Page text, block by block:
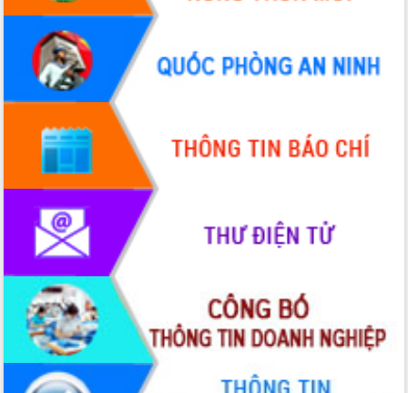
UBND tỉnh họp báo định kỳ tháng 4
năm 2026
Hội thảo khoa học “Giải pháp thúc đẩy
phát triển nền kinh tế xanh tại tỉnh
Đắk Lắk”
Tăng cường giám sát, đôn đốc thực
hiện nhiệm vụ quản lý tài sản công
hàng tuần
Tháo gỡ những vướng mắc, đẩy mạnh
công tác cải cách thủ tục hành chính
tại Trung tâm Phục vụ hành chính
công tỉnh
Đắk Lắk: Tôn vinh 46 giải pháp tại Hội
thi Sáng tạo Kỹ thuật 2024 - 2025
Đắk Lắk rà soát, điều chỉnh Đề án 190
về phát triển nuôi trồng thủy sản
Phó Chủ tịch UBND tỉnh Đắk Lắk
Trương Công Thái kiểm tra thực địa
Dự án cao tốc Khánh Hòa - Buôn Ma
Thuột